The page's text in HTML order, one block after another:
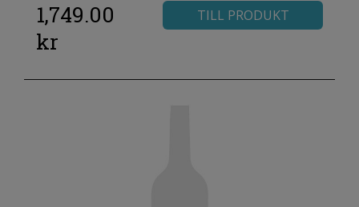
1,749.00
kr
TILL PRODUKT